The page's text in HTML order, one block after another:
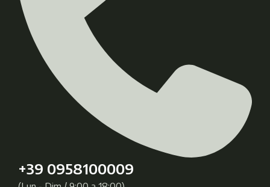
+39 0958100009